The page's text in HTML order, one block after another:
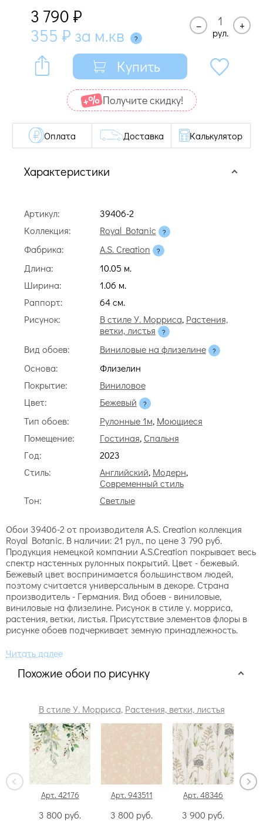
3 790 ₽
355 ₽ за м.кв –
рул.
+
Купить
Получите cкидку!
Характеристики
Артикул:
39406-2
Коллекция:
Royal Botanic
Фабрика:
A.S. Creation
Длина:
10.05 м.
Ширина:
1.06 м.
Раппорт:
64 cм.
Рисунок:
В стиле У. Морриса, Растения,
ветки, листья
Вид обоев:
Виниловые на флизелине
Основа:
Флизелин
Покрытие:
Виниловое
Цвет:
Бежевый
Тип обоев:
Рулонные 1м, Моющиеся
Помещение:
Гостиная, Спальня
Год:
2023
Стиль:
Английский, Модерн,
Современный стиль
Тон:
Светлые
Оплата Доставка Калькулятор
Обои 39406-2 от производителя A.S. Creation коллекция
Royal Botanic. В наличии: 21 рул., по цене 3 790 руб.
Продукция немецкой компании A.S.Creation покрывает весь
спектр настенных рулонных покрытий. Цвет - бежевый.
Бежевый цвет воспринимается большинством людей,
поэтому считается универсальным в декоре. Страна
производитель - Германия. Вид обоев - виниловые,
виниловые на флизелине. Рисунок в стиле у. морриса,
растения, ветки, листья. Присутствие элементов флоры в
рисунке обоев подчеркивает земную принадлежность.
Похожие обои по рисунку
В стиле У. Морриса, Растения, ветки, листья
Арт. 42176
3 800 руб.
Арт. 943511
3 800 руб.
Арт. 48346
3 900 руб.